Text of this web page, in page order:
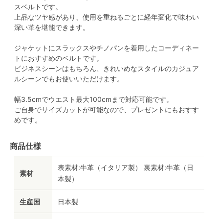
スベルトです。
上品なツヤ感があり、使用を重ねるごとに経年変化で味わい
深い革を堪能できます。
ジャケットにスラックスやチノパンを着用したコーディネー
トにおすすめのベルトです。
ビジネスシーンはもちろん、きれいめなスタイルのカジュア
ルシーンでもお使いいただけます。
幅3.5cmでウエスト最大100cmまで対応可能です。
ご自身でサイズカットが可能なので、プレゼントにもおすす
めです。
商品仕様
素材
表素材:牛革（イタリア製） 裏素材:牛革（日
本製）
生産国 日本製